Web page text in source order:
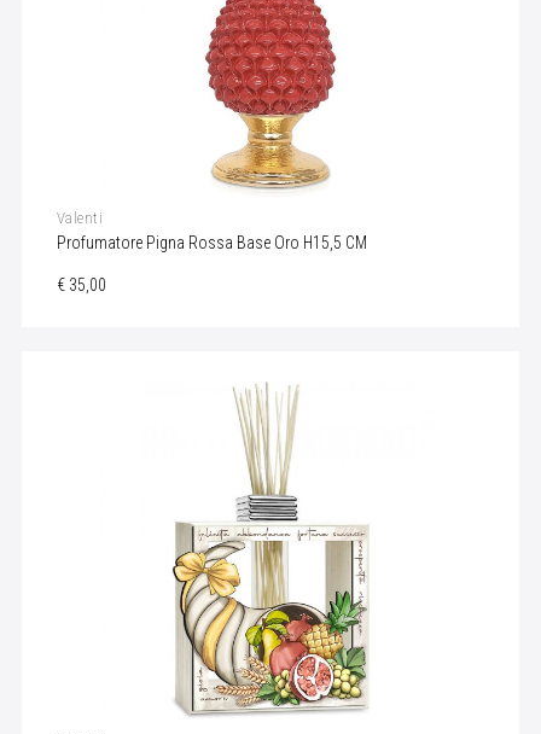
Valenti
Profumatore Pigna Rossa Base Oro H15,5 CM
€ 35,00